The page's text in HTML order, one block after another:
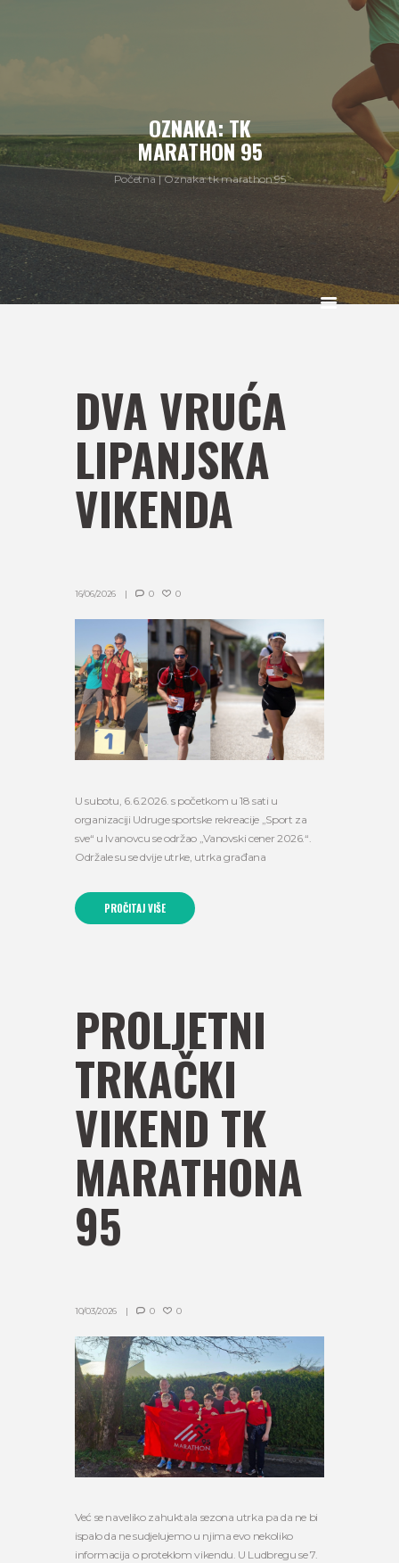
OZNAKA: TK
MARATHON 95
Početna Oznaka: tk marathon 95
DVA VRUĆA
LIPANJSKA
VIKENDA
16/06/2026 0 0
U subotu, 6.6.2026. s početkom u 18 sati u
organizaciji Udruge sportske rekreacije „Sport za
sve“ u Ivanovcu se održao „Vanovski cener 2026.“.
Održale su se dvije utrke, utrka građana
PROČITAJ VIŠE
PROLJETNI
TRKAČKI
VIKEND TK
MARATHONA
95
10/03/2026 0 0
Već se naveliko zahuktala sezona utrka pa da ne bi
ispalo da ne sudjelujemo u njima evo nekoliko
informacija o proteklom vikendu. U Ludbregu se 7.